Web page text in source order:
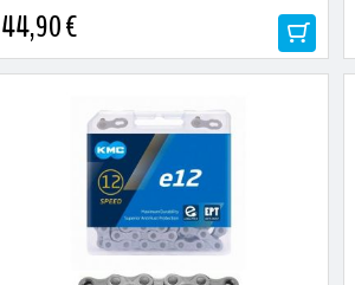
44,90 €